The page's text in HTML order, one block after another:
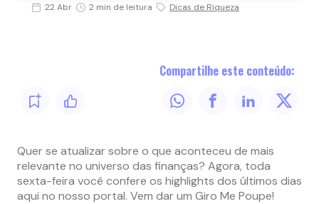
22 Abr 2 min de leitura Dicas de Riqueza
Compartilhe este conteúdo:
Quer se atualizar sobre o que aconteceu de mais
relevante no universo das finanças? Agora, toda
sexta-feira você confere os highlights dos últimos dias
aqui no nosso portal. Vem dar um Giro Me Poupe!